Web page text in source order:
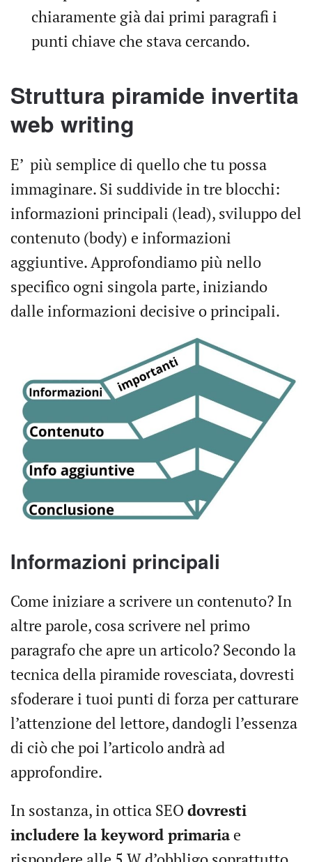
chiaramente già dai primi paragrafi i
punti chiave che stava cercando.
Struttura piramide invertita
web writing
E’ più semplice di quello che tu possa
immaginare. Si suddivide in tre blocchi:
informazioni principali (lead), sviluppo del
contenuto (body) e informazioni
aggiuntive. Approfondiamo più nello
specifico ogni singola parte, iniziando
dalle informazioni decisive o principali.
Informazioni principali
Come iniziare a scrivere un contenuto? In
altre parole, cosa scrivere nel primo
paragrafo che apre un articolo? Secondo la
tecnica della piramide rovesciata, dovresti
sfoderare i tuoi punti di forza per catturare
l’attenzione del lettore, dandogli l’essenza
di ciò che poi l’articolo andrà ad
approfondire.
In sostanza, in ottica SEO dovresti
includere la keyword primaria e